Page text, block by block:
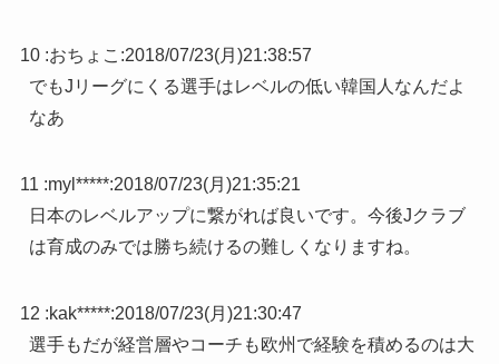
10 :おちょこ :2018/07/23(月)21:38:57
でもJリーグにくる選手はレベルの低い韓国人なんだよ
なあ
11 :myl*****:2018/07/23(月)21:35:21
日本のレベルアップに繋がれば良いです。今後Jクラブ
は育成のみでは勝ち続けるの難しくなりますね。
12 :kak*****:2018/07/23(月)21:30:47
選手もだが経営層やコーチも欧州で経験を積めるのは大